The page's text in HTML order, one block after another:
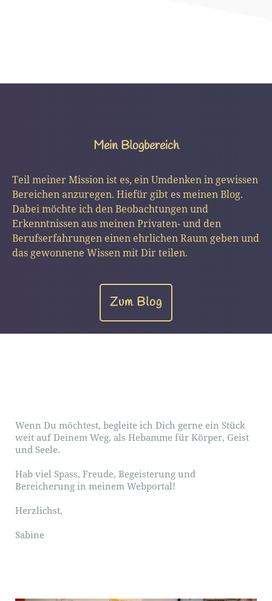
Mein Blogbereich
Teil meiner Mission ist es, ein Umdenken in gewissen
Bereichen anzuregen. Hiefür gibt es meinen Blog.
Dabei möchte ich den Beobachtungen und
Erkenntnissen aus meinen Privaten- und den
Berufserfahrungen einen ehrlichen Raum geben und
das gewonnene Wissen mit Dir teilen.
Zum Blog
Wenn Du möchtest, begleite ich Dich gerne ein Stück
weit auf Deinem Weg, als Hebamme für Körper, Geist
und Seele.
Hab viel Spass, Freude, Begeisterung und
Bereicherung in meinem Webportal!
Herzlichst,
Sabine